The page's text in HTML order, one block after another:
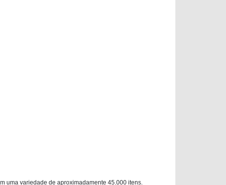
uma variedade de aproximadamente 45.000 itens.